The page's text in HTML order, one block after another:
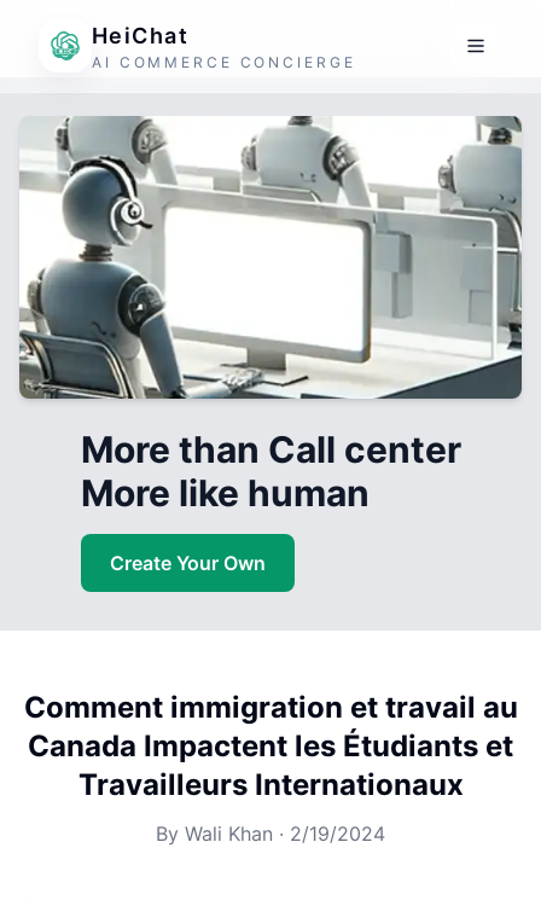
HeiChat
AI COMMERCE CONCIERGE
More than Call center
More like human
Create Your Own
Comment immigration et travail au
Canada Impactent les Étudiants et
Travailleurs Internationaux
By Wali Khan · 2/19/2024